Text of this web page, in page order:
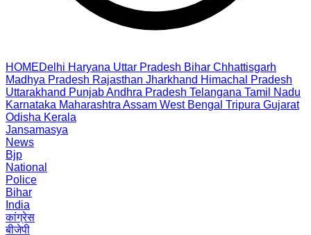
HOMEDelhi Haryana Uttar Pradesh Bihar Chhattisgarh
Madhya Pradesh Rajasthan Jharkhand Himachal Pradesh
Uttarakhand PunjabAndhra Pradesh Telangana Tamil Nadu
Karnataka Maharashtra Assam West Bengal Tripura Gujarat
Odisha Kerala
Jansamasya
News
Bjp
National
Police
Bihar
India
कांग्रेस
बीजेपी